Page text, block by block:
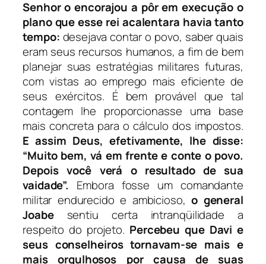
Senhor o encorajou a pôr em execução o
plano que esse rei acalentara havia tanto
tempo: desejava contar o povo, saber quais
eram seus recursos humanos, a fim de bem
planejar suas estratégias militares futuras,
com vistas ao emprego mais eficiente de
seus exércitos. É bem provável que tal
contagem lhe proporcionasse uma base
mais concreta para o cálculo dos impostos.
E assim Deus, efetivamente, lhe disse:
“Muito bem, vá em frente e conte o povo.
Depois você verá o resultado de sua
vaidade”. Embora fosse um comandante
militar endurecido e ambicioso,o general
Joabesentiu certa intranqüilidade a
respeito do projeto. Percebeu que Davi e
seus conselheiros tornavam-se mais e
mais orgulhosos por causa de suas